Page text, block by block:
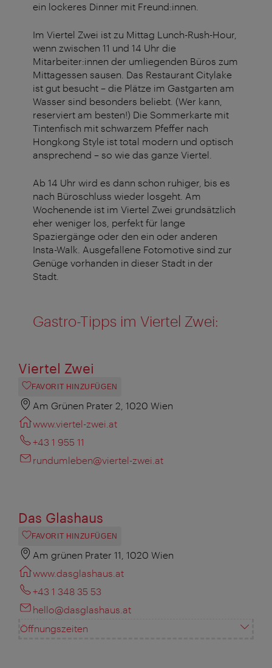
ein lockeres Dinner mit Freund:innen.
Im Viertel Zwei ist zu Mittag Lunch-Rush-Hour,
wenn zwischen 11 und 14 Uhr die
Mitarbeiter:innen der umliegenden Büros zum
Mittagessen sausen. Das Restaurant Citylake
ist gut besucht – die Plätze im Gastgarten am
Wasser sind besonders beliebt. (Wer kann,
reserviert am besten!) Die Sommerkarte mit
Tintenfisch mit schwarzem Pfeffer nach
Hongkong Style ist total modern und optisch
ansprechend – so wie das ganze Viertel.
Ab 14 Uhr wird es dann schon ruhiger, bis es
nach Büroschluss wieder losgeht. Am
Wochenende ist im Viertel Zwei grundsätzlich
eher weniger los, perfekt für lange
Spaziergänge oder den ein oder anderen
Insta-Walk. Ausgefallene Fotomotive sind zur
Genüge vorhanden in dieser Stadt in der
Stadt.
Gastro-Tipps im Viertel Zwei:
Viertel Zwei
FAVORIT HINZUFÜGEN
Am Grünen Prater 2, 1020 Wien
www.viertel-zwei.at
+43 1 955 11
rundumleben@viertel-zwei.at
Das Glashaus
FAVORIT HINZUFÜGEN
Am grünen Prater 11, 1020 Wien
www.dasglashaus.at
+43 1 348 35 53
hello@dasglashaus.at
Öffnungszeiten